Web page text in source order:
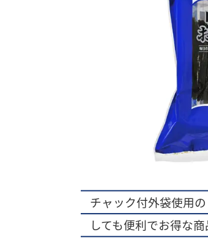
チャック付外袋使用
しても便利でお得な商